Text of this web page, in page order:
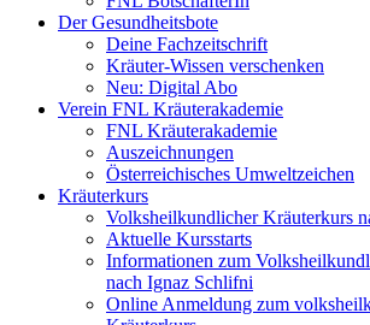
Der Gesundheitsbote
Deine Fachzeitschrift
Kräuter-Wissen verschenken
Neu: Digital Abo
Verein FNL Kräuterakademie
FNL Kräuterakademie
Auszeichnungen
Österreichisches Umweltzeichen
Kräuterkurs
Volksheilkundlicher Kräuterkurs
Aktuelle Kursstarts
Informationen zum
nach Ignaz Schlifni
Online Anmeldung zum